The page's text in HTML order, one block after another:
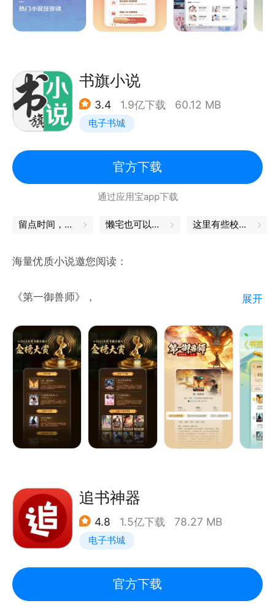
双》《九龙归一诀》《农门四季恰如锦》《我的徒弟都
是大反派》《斗罗大陆》《暴君的倾城小萌妃》《盗墓
根据你的阅读爱好，个性化小说推荐，精选书单，编辑
优选，总有一款书打动你~
【小说排行】
综合榜，热搜榜，人气榜，新书榜，完结榜，等你来
【有声畅听】
每一本书都能听，睡前可以听，上班路上可以听，享受
自己的片刻宁静，重拾往日的美好。
【福利多多】
微博地址 : http://t.cn/A6G0QZ3S
微信公众号: baiduread
百度贴吧:百度阅读吧
电子邮箱: yuedu@baidu.comcom
欢迎在百度阅读各平台提出您宝贵的建议,更有好礼、
特权相送~
书旗小说
3.4 1.9亿下载 60.12 MB
电子书城
官方下载
通过应用宝app下载
留点时间，与自己独处 懒宅也可以很精致 这里有些校园秘笈，偷偷收下吧
海量优质小说邀您阅读：
《第一御兽师》，
入站必看！
书籍介绍：
全球异变，魔兽入侵。 御兽师，肩负起拯救人类文明
的重任。
肖星宇穿越后，觉醒【神级御兽系统】。
开启魔神之眼，可以看穿所有御兽隐藏进化路线、激活
血凤凰王、冥府夜麒麟、弑神堕天使……
身为龙国最强御兽师，肖星宇率领神兽大军踏碎山河，
统治寰宇，将宇宙万族踩在脚下！
《与凤行》
赵丽颖、林更新领衔主演，灵界在逃碧苍王沈璃与上神
展开
追书神器
4.8 1.5亿下载 78.27 MB
电子书城
官方下载